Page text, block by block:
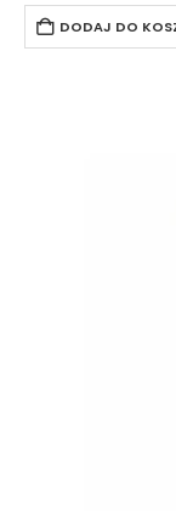
między…
DODAJ DO